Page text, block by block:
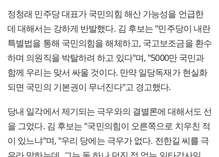
정청래 민주당 대표가 국민의힘 해산 가능성을 언급한
데 대해서는 강하게 반발했다. 김 후보는 "민주당이 내란
특별법을 통해 국민의힘을 해체하고, 국고보조금을 환수
하며 의원직을 박탈하려 하고 있다"며, "5000만 국민과
함께 우리는 맞서 싸울 것이다. 만약 일당독재가 현실화
되면 국민의 기본권이 무너진다"고 경고했다.
당내 일각에서 제기되는 극우와의 결별론에 대해서도 선
을 그었다. 김 후보는 "국민의힘이 오른쪽으로 치우친 적
이 있느냐"며, "우리 당에는 극우가 없다. 전한길 씨를 극